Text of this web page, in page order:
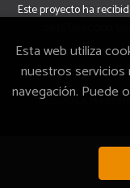
Este proyecto ha
2026 ©La
Esta web utiliza
nuestros servicios
navegación. Puede